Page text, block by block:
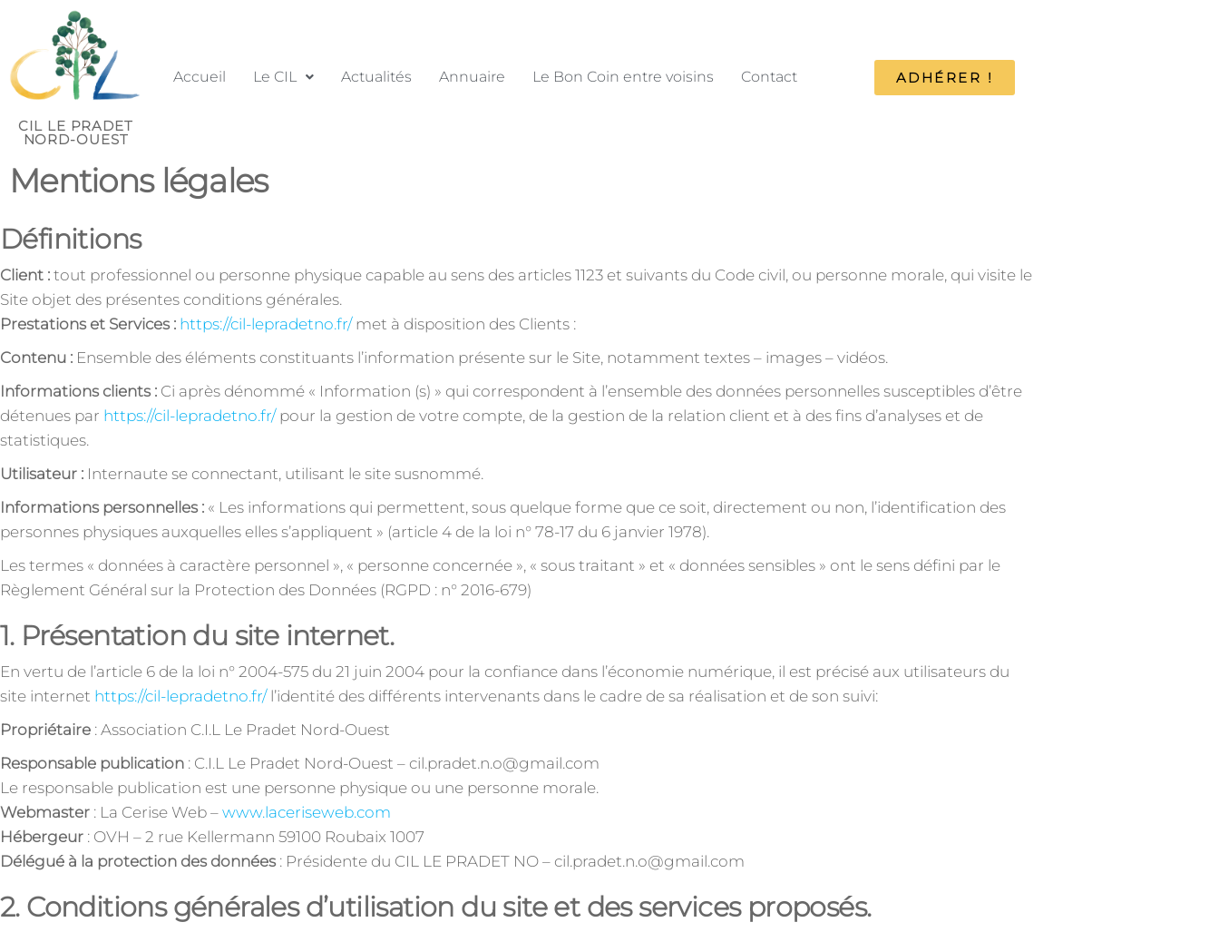
CIL LE PRADET
NORD-OUEST
Accueil Le CIL Actualités Annuaire Le Bon Coin entre voisins Contact ADHÉRER !
Mentions légales
Définitions
Client : tout professionnel ou personne physique capable au sens des articles 1123 et suivants du Code civil, ou personne morale, qui visite le
Site objet des présentes conditions générales.
Prestations et Services : https://cil-lepradetno.fr/met à disposition des Clients :
Contenu : Ensemble des éléments constituants l’information présente sur le Site, notamment textes – images – vidéos.
Informations clients : Ci après dénommé « Information (s) » qui correspondent à l’ensemble des données personnelles susceptibles d’être
détenues par https://cil-lepradetno.fr/pour la gestion de votre compte, de la gestion de la relation client et à des fins d’analyses et de
statistiques.
Utilisateur : Internaute se connectant, utilisant le site susnommé.
Informations personnelles : « Les informations qui permettent, sous quelque forme que ce soit, directement ou non, l’identification des
personnes physiques auxquelles elles s’appliquent » (article 4 de la loi n° 78-17 du 6 janvier 1978).
Les termes « données à caractère personnel », « personne concernée », « sous traitant » et « données sensibles » ont le sens défini par le
Règlement Général sur la Protection des Données (RGPD : n° 2016-679)
1. Présentation du site internet.
En vertu de l’article 6 de la loi n° 2004-575 du 21 juin 2004 pour la confiance dans l’économie numérique, il est précisé aux utilisateurs du
site internet https://cil-lepradetno.fr/l’identité des différents intervenants dans le cadre de sa réalisation et de son suivi:
Propriétaire : Association C.I.L Le Pradet Nord-Ouest
Responsable publication : C.I.L Le Pradet Nord-Ouest – cil.pradet.n.o@gmail.com
Le responsable publication est une personne physique ou une personne morale.
Webmaster : La Cerise Web – www.laceriseweb.com
Hébergeur : OVH – 2 rue Kellermann 59100 Roubaix 1007
Délégué à la protection des données: Présidente du CIL LE PRADET NO – cil.pradet.n.o@gmail.com
2. Conditions générales d’utilisation du site et des services proposés.